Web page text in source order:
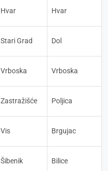
Hvar Hvar
Stari Grad Dol
Vrboska Vrboska
Zastražišće Poljica
Vis Brgujac
Šibenik Bilice